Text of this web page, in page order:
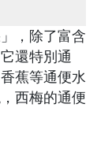
，除了富含
還特別通
蕉等通便水
西梅的通便